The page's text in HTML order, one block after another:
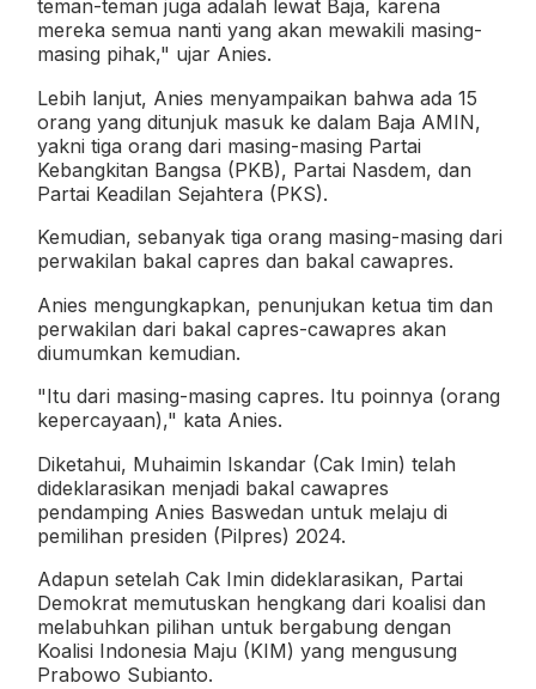
teman-teman juga adalah lewat Baja, karena
mereka semua nanti yang akan mewakili masing-
masing pihak," ujar Anies.
Lebih lanjut, Anies menyampaikan bahwa ada 15
orang yang ditunjuk masuk ke dalam Baja AMIN,
yakni tiga orang dari masing-masing Partai
Kebangkitan Bangsa (PKB), Partai Nasdem, dan
Partai Keadilan Sejahtera (PKS).
Kemudian, sebanyak tiga orang masing-masing dari
perwakilan bakal capres dan bakal cawapres.
Anies mengungkapkan, penunjukan ketua tim dan
perwakilan dari bakal capres-cawapres akan
diumumkan kemudian.
"Itu dari masing-masing capres. Itu poinnya (orang
kepercayaan)," kata Anies.
Diketahui, Muhaimin Iskandar (Cak Imin) telah
dideklarasikan menjadi bakal cawapres
pendamping Anies Baswedan untuk melaju di
pemilihan presiden (Pilpres) 2024.
Adapun setelah Cak Imin dideklarasikan, Partai
Demokrat memutuskan hengkang dari koalisi dan
melabuhkan pilihan untuk bergabung dengan
Koalisi Indonesia Maju (KIM) yang mengusung
Prabowo Subianto.